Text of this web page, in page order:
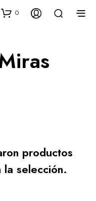
0
productos
selección.